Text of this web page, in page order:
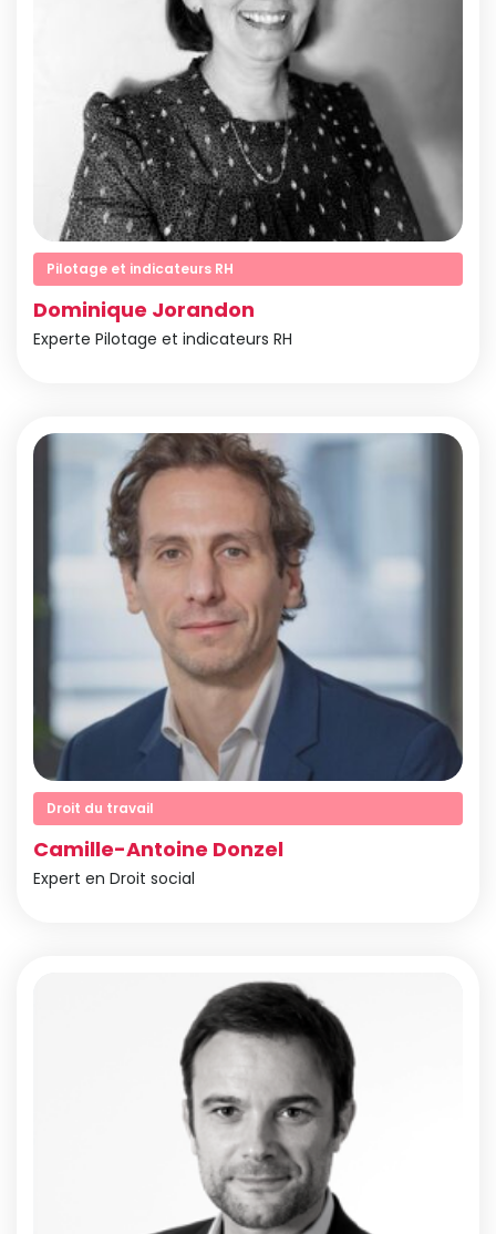
Pilotage et indicateurs RH
Dominique Jorandon
Experte Pilotage et indicateurs RH
Droit du travail
Camille-Antoine Donzel
Expert en Droit social